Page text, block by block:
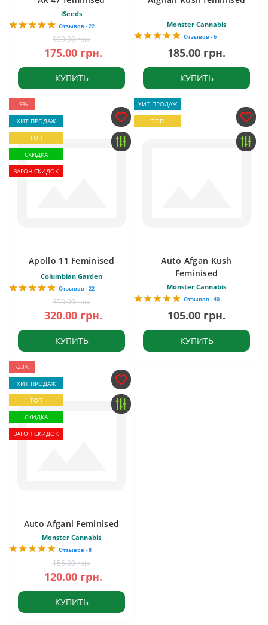
iSeeds
Отзывов - 22
190.00 грн.
175.00 грн.
КУПИТЬ
Monster Cannabis
Отзывов - 6
185.00 грн.
КУПИТЬ
-9%
ХИТ ПРОДАЖ
ТОП
СКИДКА
ВАГОН СКИДОК
Apollo 11 Feminised
Columbian Garden
Отзывов - 22
350.00 грн.
320.00 грн.
КУПИТЬ
ХИТ ПРОДАЖ
ТОП
Auto Afgan Kush
Feminised
Monster Cannabis
Отзывов - 40
105.00 грн.
КУПИТЬ
-23%
ХИТ ПРОДАЖ
ТОП
СКИДКА
ВАГОН СКИДОК
Auto Afgani Feminised
Monster Cannabis
Отзывов - 8
155.00 грн.
120.00 грн.
КУПИТЬ